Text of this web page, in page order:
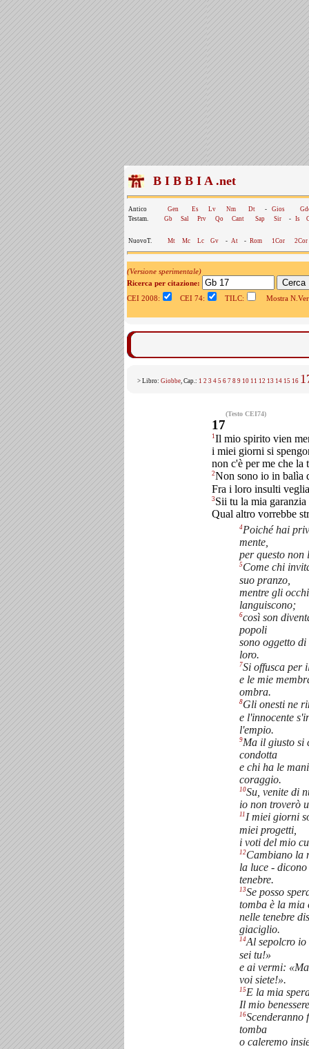
B I B B I A .net
Antico Gen Es Lv Nm Dt - Gios
Testam.
Gb Sal Prv Qo Cant Sap Sir - Is
NuovoT. Mt Mc Lc Gv - At - Rom 1Cor 2Cor
(Versione sperimentale)
Ricerca per citazione:
CEI 2008:
CEI 74: TILC: Mostra
> Libro: Giobbe, Cap.: 1 2 3 4 5 6 7 8 9 10 11 12 13 14 15 16
(Testo CEI74)
17
1Il mio spirito vien
i miei giorni si
non c'è per me che la
2Non sono io in balìa
Fra i loro insulti
3 Sii tu la mia garanzia
Qual altro vorrebbe
4Poiché hai
mente,
per questo
5Come chi
suo pranzo,
mentre gli
languiscono;
6così son
popoli
sono oggetto
loro.
7Si offusca per
e le mie
ombra.
8Gli onesti ne
e l'innocente
l'empio.
9Ma il giusto si
condotta
e chi ha le
coraggio.
10Su, venite di
io non troverò
11I miei giorni
miei progetti,
i voti del mio
12Cambiano la
la luce -
tenebre.
13Se posso
tomba è la mia
nelle tenebre
giaciglio.
14Al sepolcro
sei tu!»
e ai vermi:
voi siete!».
15E la mia
Il mio
16Scenderanno
tomba
o caleremo